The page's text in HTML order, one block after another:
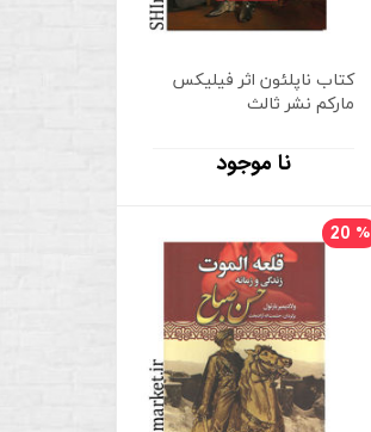
کتاب ناپلئون اثر فیلیکس
مارکم نشر ثالث
نا موجود
20 %